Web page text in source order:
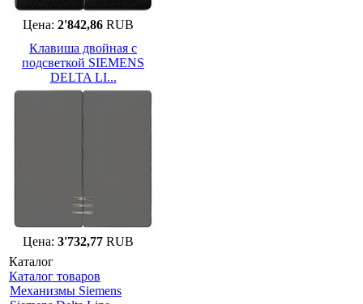
Цена: 2'842,86RUB
Клавиша двойная с
подсветкой SIEMENS
DELTA LI...
Цена: 3'732,77RUB
Каталог
Каталог товаров
Механизмы Siemens